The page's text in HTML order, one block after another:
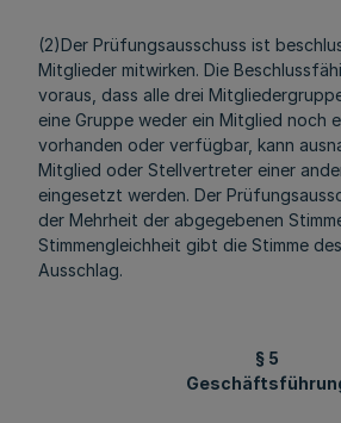
(2)Der Prüfungsausschuss ist
Mitglieder mitwirken. Die
voraus, dass alle drei
eine Gruppe weder ein Mitglied noch
vorhanden oder verfügbar, kann
Mitglied oder Stellvertreter einer
eingesetzt werden. Der
der Mehrheit der abgegebenen
Stimmengleichheit gibt die Stimme
Ausschlag.
§ 5